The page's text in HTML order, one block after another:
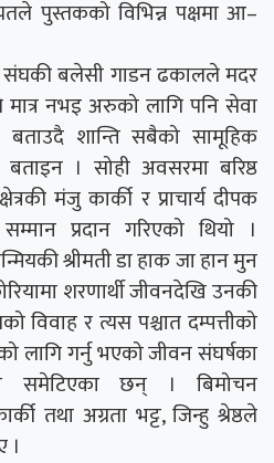
पुस्तकको विभिन्न पक्षमा आ–
संघकी बलेसी गाडन ढकालले मदर
नभइ अरुको लागि पनि सेवा
बताउदै शान्ति सबैको सामूहिक
। सोही अवसरमा बरिष्ठ
मंजु कार्की र प्राचार्य दीपक
प्रदान गरिएको थियो ।
श्रीमती डा हाक जा हान मुन
शरणार्थी जीवनदेखि उनकी
विवाह र त्यस पश्चात दम्पत्तीको
लागि गर्नु भएको जीवन संघर्षका
समेटिएका छन् । बिमोचन
तथा अग्रता भट्ट, जिन्हु श्रेष्ठले
।